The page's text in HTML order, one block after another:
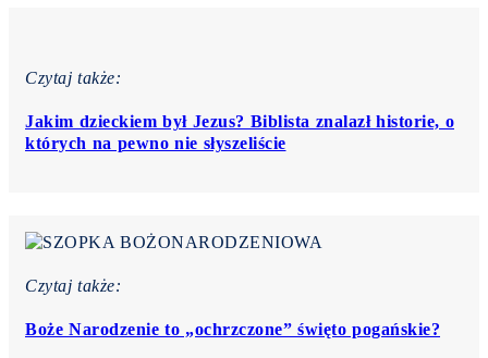
Czytaj także:
Jakim dzieckiem był Jezus? Biblista znalazł historie, o
których na pewno nie słyszeliście
Czytaj także:
Boże Narodzenie to „ochrzczone” święto pogańskie?